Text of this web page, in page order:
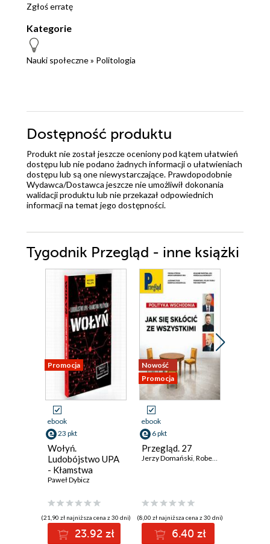
Zgłoś erratę
Kategorie
Nauki społeczne» Politologia
Dostępność produktu
Produkt nie został jeszcze oceniony pod kątem ułatwień
dostępu lub nie podano żadnych informacji o ułatwieniach
dostępu lub są one niewystarczające. Prawdopodobnie
Wydawca/Dostawca jeszcze nie umożliwił dokonania
walidacji produktu lub nie przekazał odpowiednich
informacji na temat jego dostępności.
Tygodnik Przegląd - inne książki
Promocja
ebook
23 pkt
Wołyń.
Ludobójstwo UPA
- Kłamstwa
polityków
Paweł Dybicz
(21,90 zł najniższa cena z 30 dni)
23.92 zł
Nowość
Promocja
ebook
6 pkt
Przegląd. 27
Jerzy Domański Robert Walenciak
(8,00 zł najniższa cena z 30 dni)
6.40 zł